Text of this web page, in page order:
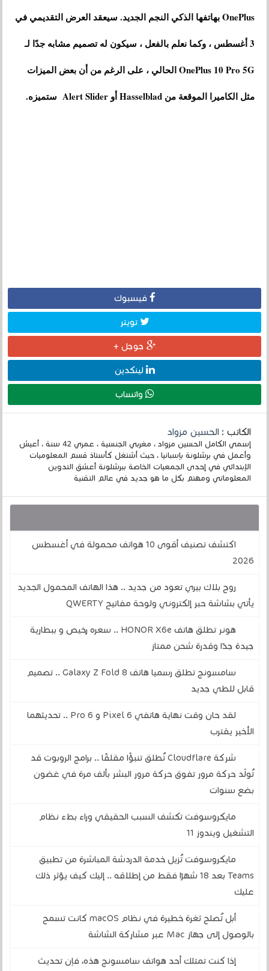
OnePlus بهاتفها الذكي النجم الجديد. سيعقد العرض التقديمي في
3 أغسطس ، وكما نعلم بالفعل ، سيكون له تصميم مشابه جدًا لـ
OnePlus 10 Pro 5G الحالي ، على الرغم من أن بعض الميزات
مثل الكاميرا الموقعة من Hasselblad أو Alert Slider ستميزه.
فيسبوك
تويتر
جوجل +
لينكدين
واتساب
الكاتب :الحسين مزواد
إسمي الكامل الحسين مزواد ، مغربي الجنسية ، عمري 42 سنة ، أعيش
وأعمل في برشلونة بإسبانيا ، حيث أشتغل كأستاذ قسم المعلوميات
الإبتدائي في إحدى الجمعيات الخاصة ببرشلونة أعشق التدوين
المعلوماتي ومهتم بكل ما هو جديد في عالم التقنية
اكتشف تصنيف أقوى 10 هواتف محمولة في أغسطس
2026
روح بلاك بيري تعود من جديد .. هذا الهاتف المحمول الجديد
يأتي بشاشة حبر إلكتروني ولوحة مفاتيح QWERTY
هونر تطلق هاتف HONOR X6e .. سعره رخيص و ببطارية
جيدة جدًا وقدرة شحن ممتاز
سامسونج تطلق رسميا هاتف Galaxy Z Fold 8 .. تصميم
قابل للطي جديد
لقد حان وقت نهاية هاتفي Pixel 6 و 6 Pro .. تحديثهما
الأخير يقترب
شركة Cloudflare تُطلق تنبؤًا مقلقًا .. برامج الروبوت قد
تُولّد حركة مرور تفوق حركة مرور البشر بألف مرة في غضون
بضع سنوات
مايكروسوفت تكشف السبب الحقيقي وراء بطء نظام
التشغيل ويندوز 11
مايكروسوفت تُزيل خدمة الدردشة المباشرة من تطبيق
Teams بعد 18 شهرًا فقط من إطلاقه .. إليك كيف يؤثر ذلك
عليك
أبل تُصلح ثغرة خطيرة في نظام macOS كانت تسمح
بالوصول إلى جهاز Mac عبر مشاركة الشاشة
إذا كنت تمتلك أحد هواتف سامسونج هذه، فإن تحديث